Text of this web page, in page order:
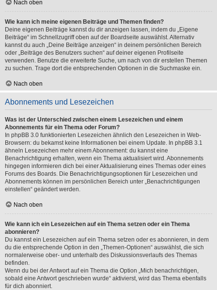
Nach oben
Wie kann ich meine eigenen Beiträge und Themen finden?
Deine eigenen Beiträge kannst du dir anzeigen lassen, indem du „Eigene
Beiträge“ im Schnellzugriff oben auf der Boardseite auswählst. Alternativ
kannst du auch „Deine Beiträge anzeigen“ in deinem persönlichen Bereich
oder „Beiträge des Benutzers suchen“ auf deiner eigenen Profilseite
verwenden. Benutze die erweiterte Suche, um nach von dir erstellen Themen
zu suchen. Trage dort die entsprechenden Optionen in die Suchmaske ein.
Nach oben
Abonnements und Lesezeichen
Was ist der Unterschied zwischen einem Lesezeichen und einem
Abonnements für ein Thema oder Forum?
In phpBB 3.0 funktionierten Lesezeichen ähnlich den Lesezeichen in Web-
Browsern: du bekamst keine Informationen bei einem Update. In phpBB 3.1
ähneln Lesezeichen mehr einem Abonnement: du kannst eine
Benachrichtigung erhalten, wenn ein Thema aktualisiert wird. Abonnements
hingegen informieren dich bei einer Aktualisierung eines Themas oder eines
Forums des Boards. Die Benachrichtigungsoptionen für Lesezeichen und
Abonnements können im persönlichen Bereich unter „Benachrichtigungen
einstellen“ geändert werden.
Nach oben
Wie kann ich ein Lesezeichen auf ein Thema setzen oder ein Thema
abonnieren?
Du kannst ein Lesezeichen auf ein Thema setzen oder es abonnieren, in dem
du die entsprechende Option in den „Themen-Optionen“ auswählst, die sich
normalerweise ober- und unterhalb des Diskussionsverlaufs des Themas
befinden.
Wenn du bei der Antwort auf ein Thema die Option „Mich benachrichtigen,
sobald eine Antwort geschrieben wurde“ aktivierst, wird das Thema ebenfalls
für dich abonniert.